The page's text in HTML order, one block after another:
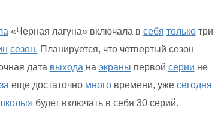
«Черная лагуна» включала в себя толькотри
сезон. Планируется, что четвертый сезон
дата выхода на экраны первой серии не
еще достаточно многовремени, уже сегодня
будет включать в себя 30 серий.